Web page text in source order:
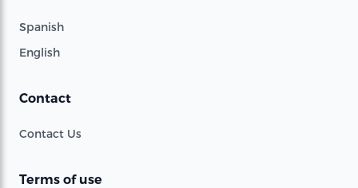
Spanish
English
Contact
Contact Us
Terms of use